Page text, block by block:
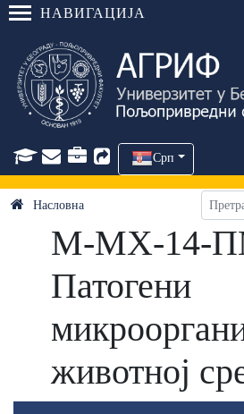
НАВИГАЦИЈА
Срп
Насловна
М-МХ-14-
Патогени
животној